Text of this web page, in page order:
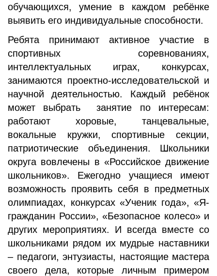
обучающихся, умение в каждом ребёнке
выявить его индивидуальные способности.
Ребята принимают активное участие в
спортивных соревнованиях,
интеллектуальных играх, конкурсах,
занимаются проектно-исследовательской и
научной деятельностью. Каждый ребёнок
может выбрать занятие по интересам:
работают хоровые, танцевальные,
вокальные кружки, спортивные секции,
патриотические объединения. Школьники
округа вовлечены в «Российское движение
школьников». Ежегодно учащиеся имеют
возможность проявить себя в предметных
олимпиадах, конкурсах «Ученик года», «Я-
гражданин России», «Безопасное колесо» и
других мероприятиях. И всегда вместе со
школьниками рядом их мудрые наставники
– педагоги, энтузиасты, настоящие мастера
своего дела, которые личным примером